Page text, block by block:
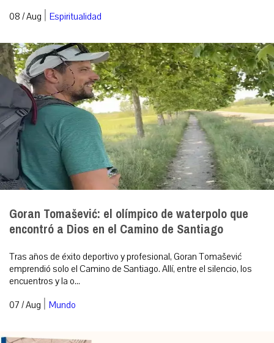
08 / Aug | Espiritualidad
Goran Tomašević: el olímpico de waterpolo que
encontró a Dios en el Camino de Santiago
Tras años de éxito deportivo y profesional, Goran Tomašević
emprendió solo el Camino de Santiago. Allí, entre el silencio, los
encuentros y la o...
07 / Aug | Mundo